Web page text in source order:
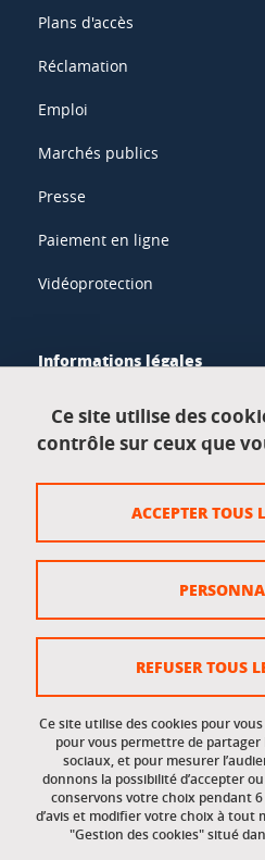
Plans d'accès
Réclamation
Emploi
Marchés publics
Presse
Paiement en ligne
Vidéoprotection
Informations légales
Données personnelles
Crédits
Gestion des cookies
Accessibilité : non conforme
Accès réservés
Intranet des étudiants et des
Ce site utilise des
contrôle sur ceux que
Ce site utilise des cookies pour
pour vous permettre de
sociaux, et pour mesurer
donnons la possibilité d’accepter
conservons votre choix pendant
d’avis et modifier votre choix à
"Gestion des cookies" situé
ACCEPTER TOUS
REFUSER TOUS